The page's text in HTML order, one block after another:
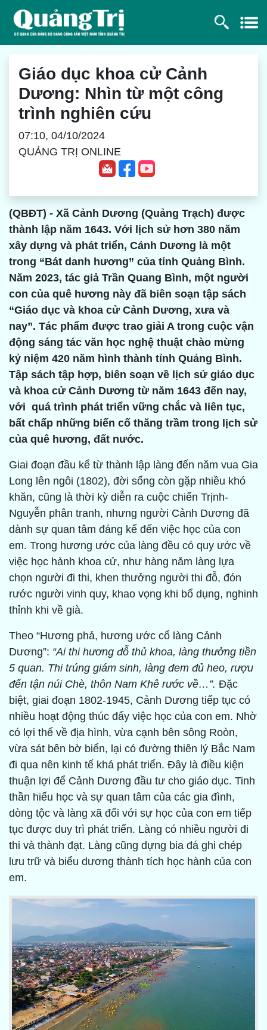
Giáo dục khoa cử Cảnh
Dương: Nhìn từ một công
trình nghiên cứu
07:10, 04/10/2024
QUẢNG TRỊ ONLINE
(QBĐT) - Xã Cảnh Dương (Quảng Trạch) được
thành lập năm 1643. Với lịch sử hơn 380 năm
xây dựng và phát triển, Cảnh Dương là một
trong “Bát danh hương” của tỉnh Quảng Bình.
Năm 2023, tác giả Trần Quang Bình, một người
con của quê hương này đã biên soạn tập sách
“Giáo dục và khoa cử Cảnh Dương, xưa và
nay”. Tác phẩm được trao giải A trong cuộc vận
động sáng tác văn học nghệ thuật chào mừng
kỷ niệm 420 năm hình thành tỉnh Quảng Bình.
Tập sách tập hợp, biên soạn về lịch sử giáo dục
và khoa cử Cảnh Dương từ năm 1643 đến nay,
với quá trình phát triển vững chắc và liên tục,
bất chấp những biến cố thăng trầm trong lịch sử
của quê hương, đất nước.
Giai đoạn đầu kể từ thành lập làng đến năm vua Gia
Long lên ngôi (1802), đời sống còn gặp nhiều khó
khăn, cũng là thời kỳ diễn ra cuộc chiến Trịnh-
Nguyễn phân tranh, nhưng người Cảnh Dương đã
dành sự quan tâm đáng kể đến việc học của con
em. Trong hương ước của làng đều có quy ước về
việc học hành khoa cử, như hàng năm làng lựa
chọn người đi thi, khen thưởng người thi đỗ, đón
rước người vinh quy, khao vọng khi bổ dụng, nghinh
thỉnh khi về già.
Theo “Hương phả, hương ước cổ làng Cảnh
Dương”: “Ai thi hương đỗ thủ khoa, làng thưởng tiền
5 quan. Thi trúng giám sinh, làng đem đủ heo, rượu
đến tận núi Chè, thôn Nam Khê rước về…”. Đặc
biệt, giai đoạn 1802-1945, Cảnh Dương tiếp tục có
nhiều hoạt động thúc đẩy việc học của con em. Nhờ
có lợi thế về địa hình, vừa cạnh bên sông Roòn,
vừa sát bên bờ biển, lại có đường thiên lý Bắc Nam
đi qua nên kinh tế khá phát triển. Đây là điều kiện
thuận lợi để Cảnh Dương đầu tư cho giáo dục. Tinh
thần hiếu học và sự quan tâm của các gia đình,
dòng tộc và làng xã đối với sự học của con em tiếp
tục được duy trì phát triển. Làng có nhiều người đi
thi và thành đạt. Làng cũng dựng bia đá ghi chép
lưu trữ và biểu dương thành tích học hành của con
em.